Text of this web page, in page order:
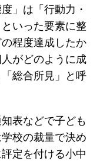
」は「行動力・
いった要素に整
程度達成したか
がどのように成
総合所見」と呼
表などで子ども
校の裁量で決め
定を付ける小中